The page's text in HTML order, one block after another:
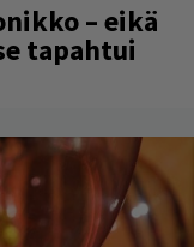
– eikä
tapahtui